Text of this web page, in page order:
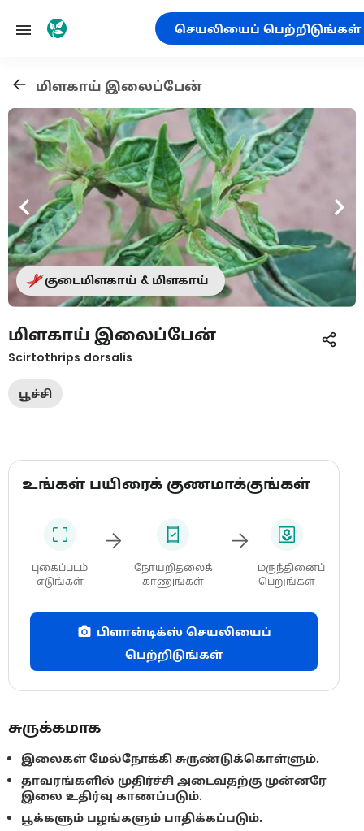
செயலியைப் பெற்றிடுங்கள்
மிளகாய் இலைப்பேன்
குடைமிளகாய் & மிளகாய்
மிளகாய் இலைப்பேன்
Scirtothrips dorsalis
பூச்சி
உங்கள் பயிரைக் குணமாக்குங்கள்
புகைப்படம்
எடுங்கள்
நோயறிதலைக்
காணுங்கள்
மருந்தினைப்
பெறுங்கள்
பிளான்டிக்ஸ் செயலியைப்
பெற்றிடுங்கள்
சுருக்கமாக
இலைகள் மேல்நோக்கி சுருண்டுக்கொள்ளும்.
தாவரங்களில் முதிர்ச்சி அடைவதற்கு முன்னரே
இலை உதிர்வு காணப்படும்.
பூக்களும் பழங்களும் பாதிக்கப்படும்.